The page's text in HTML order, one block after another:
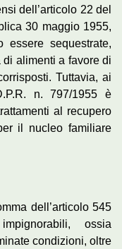
dell’articolo 22 del
30 maggio 1955,
sequestrate,
alimenti a favore di
Tuttavia, ai
n. 797/1955 è
al recupero
il nucleo familiare
dell’articolo 545
ossia
condizioni, oltre